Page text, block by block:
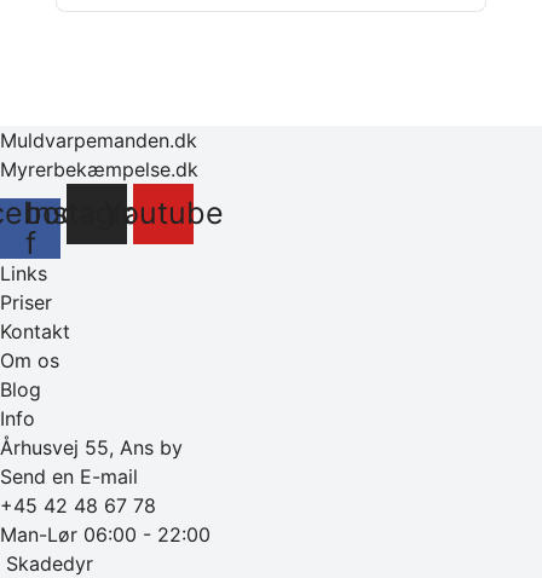
Muldvarpemanden.dk
Myrerbekæmpelse.dk
f
InstagramYoutube
Links
Priser
Kontakt
Om os
Blog
Info
Århusvej 55, Ans by
Send en E-mail
+45 42 48 67 78
Man-Lør 06:00 - 22:00
‎ Skadedyr